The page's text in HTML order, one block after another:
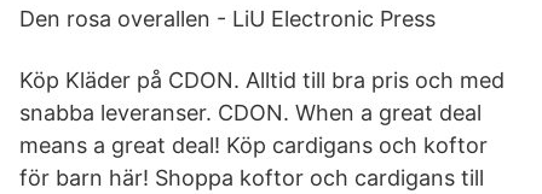
Den rosa overallen - LiU Electronic Press
Köp Kläder på CDON. Alltid till bra pris och med
snabba leveranser. CDON. When a great deal
means a great deal! Köp cardigans och koftor
för barn här! Shoppa koftor och cardigans till